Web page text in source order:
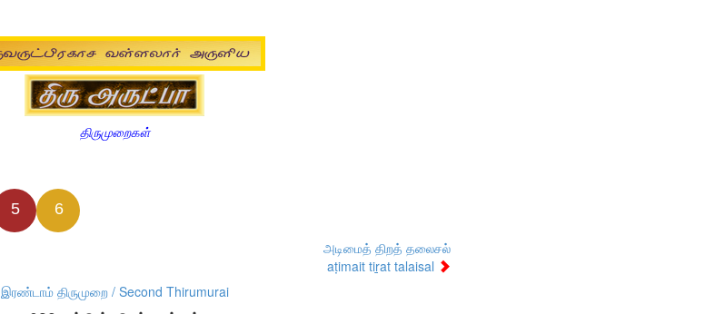
திருமுறைகள்
5 6
அடிமைத் திறத் தலைசல்
aṭimait tiṟat talaisal
இரண்டாம் திருமுறை / Second Thirumurai